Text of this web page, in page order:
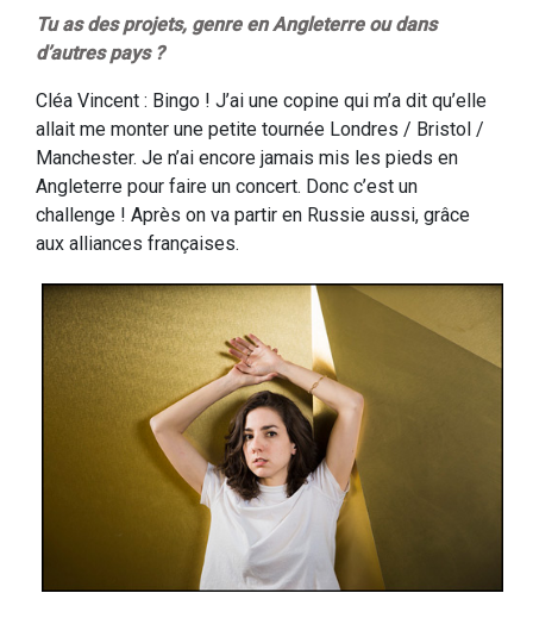
Tu as des projets, genre en Angleterre ou dans
d’autres pays ?
Cléa Vincent : Bingo ! J’ai une copine qui m’a dit qu’elle
allait me monter une petite tournée Londres / Bristol /
Manchester. Je n’ai encore jamais mis les pieds en
Angleterre pour faire un concert. Donc c’est un
challenge ! Après on va partir en Russie aussi, grâce
aux alliances françaises.